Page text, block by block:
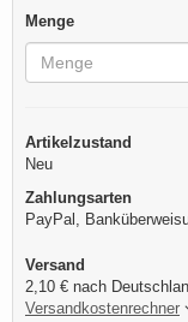
Menge
Artikelzustand
Neu
Zahlungsarten
PayPal,
Versand
2,10 € nach
Versandkostenrechner